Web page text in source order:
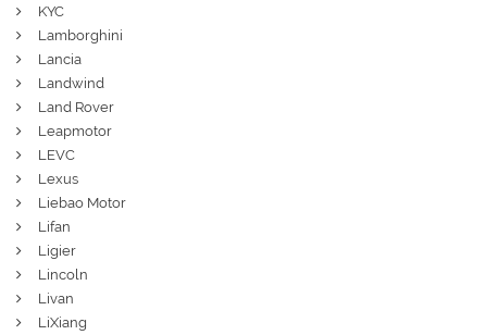
KYC
Lamborghini
Lancia
Landwind
Land Rover
Leapmotor
LEVC
Lexus
Liebao Motor
Lifan
Ligier
Lincoln
Livan
LiXiang